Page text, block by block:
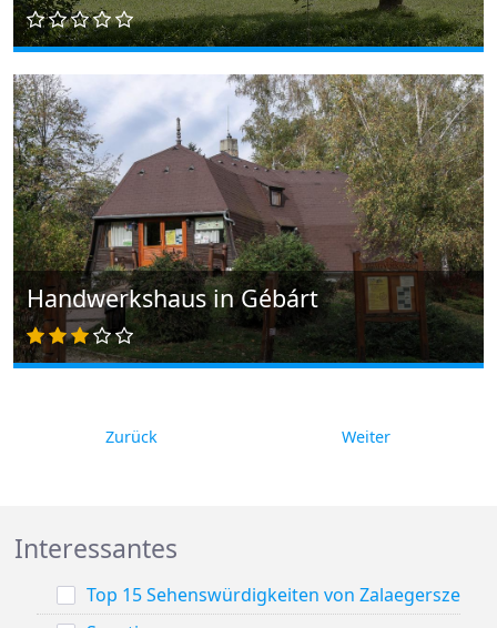
Handwerkshaus in Gébárt
Zurück Weiter
Interessantes
Top 15 Sehenswürdigkeiten von Zalaegerszeg